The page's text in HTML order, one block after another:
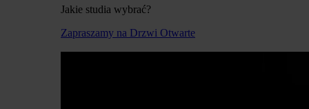
Jakie studia wybrać?
Zapraszamy na Drzwi Otwarte